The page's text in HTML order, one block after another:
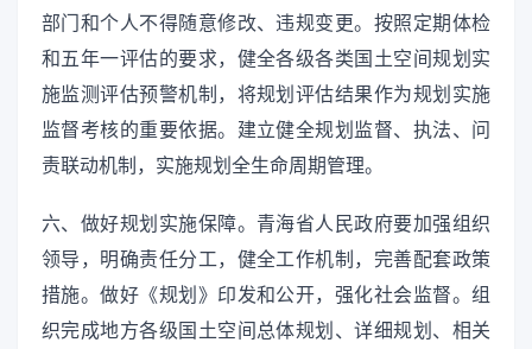
部门和个人不得随意修改、违规变更。按照定期体检
和五年一评估的要求，健全各级各类国土空间规划实
施监测评估预警机制，将规划评估结果作为规划实施
监督考核的重要依据。建立健全规划监督、执法、问
责联动机制，实施规划全生命周期管理。
六、做好规划实施保障。青海省人民政府要加强组织
领导，明确责任分工，健全工作机制，完善配套政策
措施。做好《规划》印发和公开，强化社会监督。组
织完成地方各级国土空间总体规划、详细规划、相关